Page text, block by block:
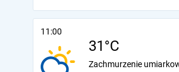
11:00
31°C
Zachmurzenie